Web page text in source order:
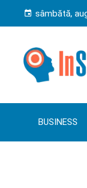
sâmbătă,
BUSINESS